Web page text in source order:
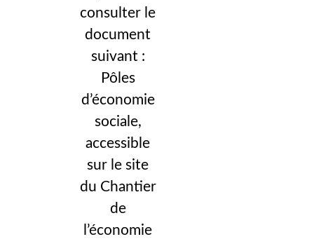
consulter le
document
suivant :
Pôles
d’économie
sociale,
accessible
sur le site
du Chantier
de
l’économie